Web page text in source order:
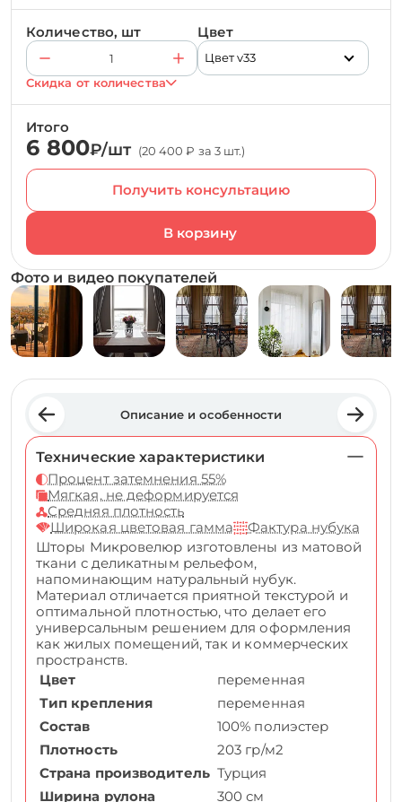
Количество, шт Цвет
Цвет v33
Скидка от количества
Итого
6 800₽/шт (20 400 ₽ за 3 шт.)
Получить консультацию
Фото и видео покупателей
Описание и особенности
Технические характеристики
Процент затемнения 55%
Мягкая, не деформируется
Средняя плотность
Широкая цветовая гамма
Фактура нубука
Шторы Микровелюр изготовлены из матовой
ткани с деликатным рельефом,
напоминающим натуральный нубук.
Материал отличается приятной текстурой и
оптимальной плотностью, что делает его
универсальным решением для оформления
как жилых помещений, так и коммерческих
пространств.
Цвет
переменная
Тип крепления
переменная
Состав
100% полиэстер
Плотность
203 гр/м2
Страна производитель Турция
Ширина рулона
300 см